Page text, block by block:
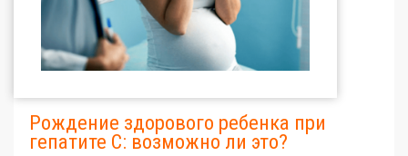
Рождение здорового ребенка при
гепатите С: возможно ли это?